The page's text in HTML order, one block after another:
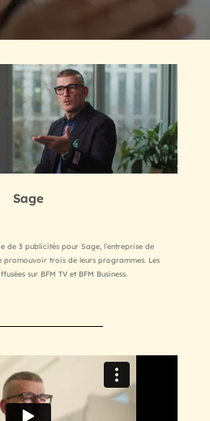
Sage
de 3 publicités pour Sage, l’entreprise de
trois de leurs programmes. Les
sur BFM TV et BFM Business.